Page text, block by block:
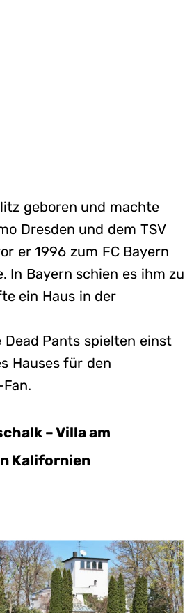
geboren und machte
Dresden und dem TSV
er 1996 zum FC Bayern
In Bayern schien es ihm zu
ein Haus in der
Dead Pants spielten einst
Hauses für den
– Villa am
Kalifornien